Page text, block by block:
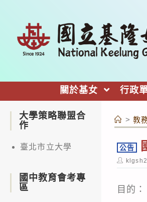
關於基女 行政
> 教
公告
Post
author:
目的：
大學策略聯盟合
作
臺北市立大學
國中教育會考專
區